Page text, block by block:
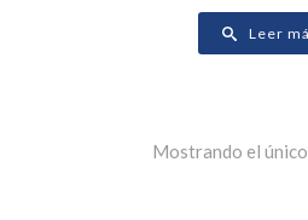
Leer
Mostrando el